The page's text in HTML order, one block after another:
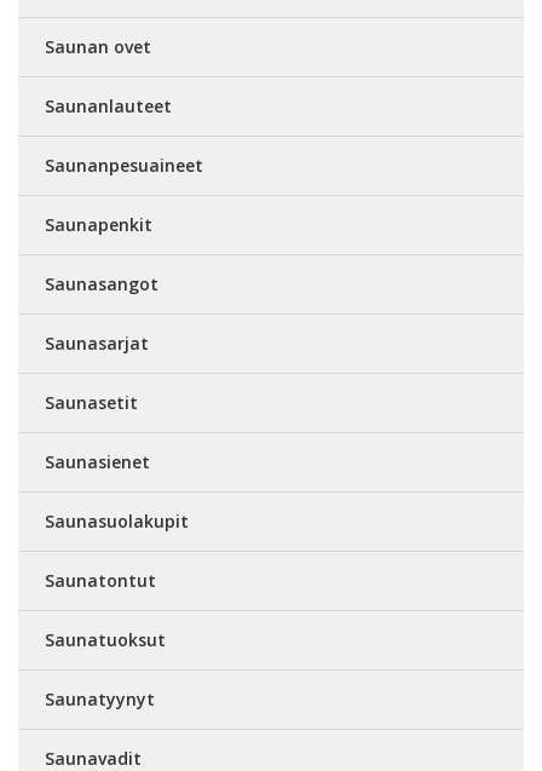
Saunan ovet
Saunanlauteet
Saunanpesuaineet
Saunapenkit
Saunasangot
Saunasarjat
Saunasetit
Saunasienet
Saunasuolakupit
Saunatontut
Saunatuoksut
Saunatyynyt
Saunavadit